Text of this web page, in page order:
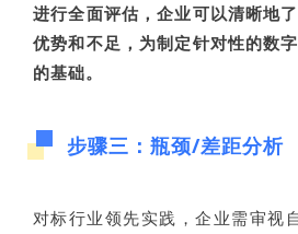
进行全面评估，企业可以清晰地
优势和不足，为制定针对性的数
的基础。
步骤三：瓶颈/差距分析
对标行业领先实践，企业需审视